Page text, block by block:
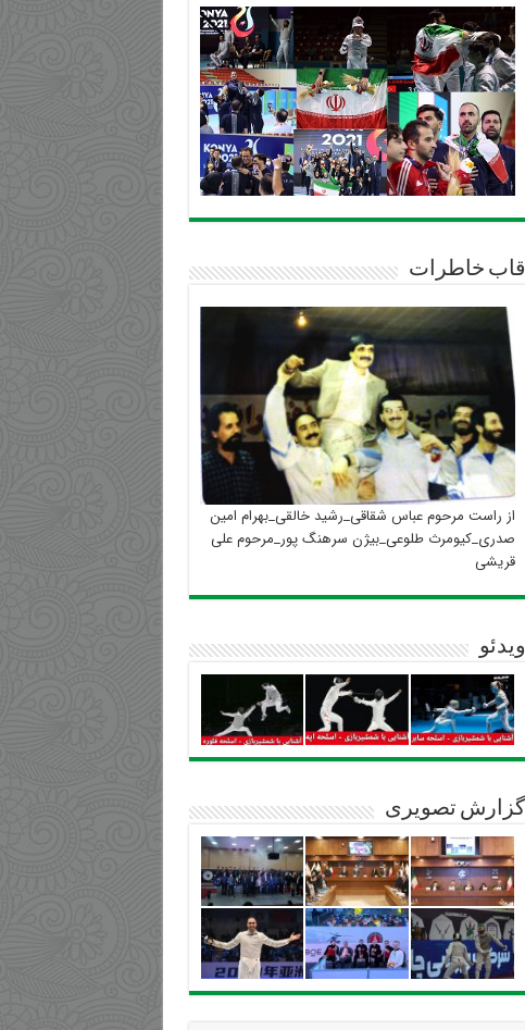
قاب خاطرات
از راست مرحوم عباس شقاقی_رشید خالقی_بهرام امین
صدری_کیومرث طلوعی_بیژن سرهنگ پور_مرحوم علی
قریشی
ویدئو
گزارش تصویری